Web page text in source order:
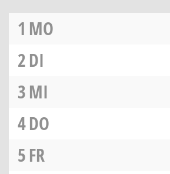
1 MO
2DI
3MI
4DO
5FR